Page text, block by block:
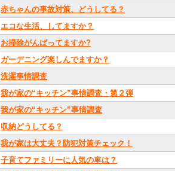
赤ちゃんの事故対策、どうしてる？
エコな生活、してますか？
お掃除がんばってますか?
ガーデニング楽しんでますか？
洗濯事情調査
我が家の“キッチン”事情調査・第２弾
我が家の“キッチン”事情調査
収納どうしてる？
我が家は大丈夫？防犯対策チェック！
子育てファミリーに人気の車は？